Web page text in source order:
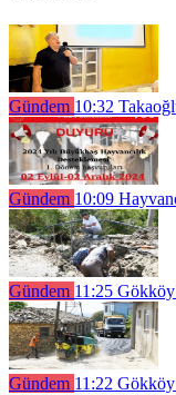
Gündem 10:32
Gündem 10:09
Gündem 11:25
Gündem 11:22